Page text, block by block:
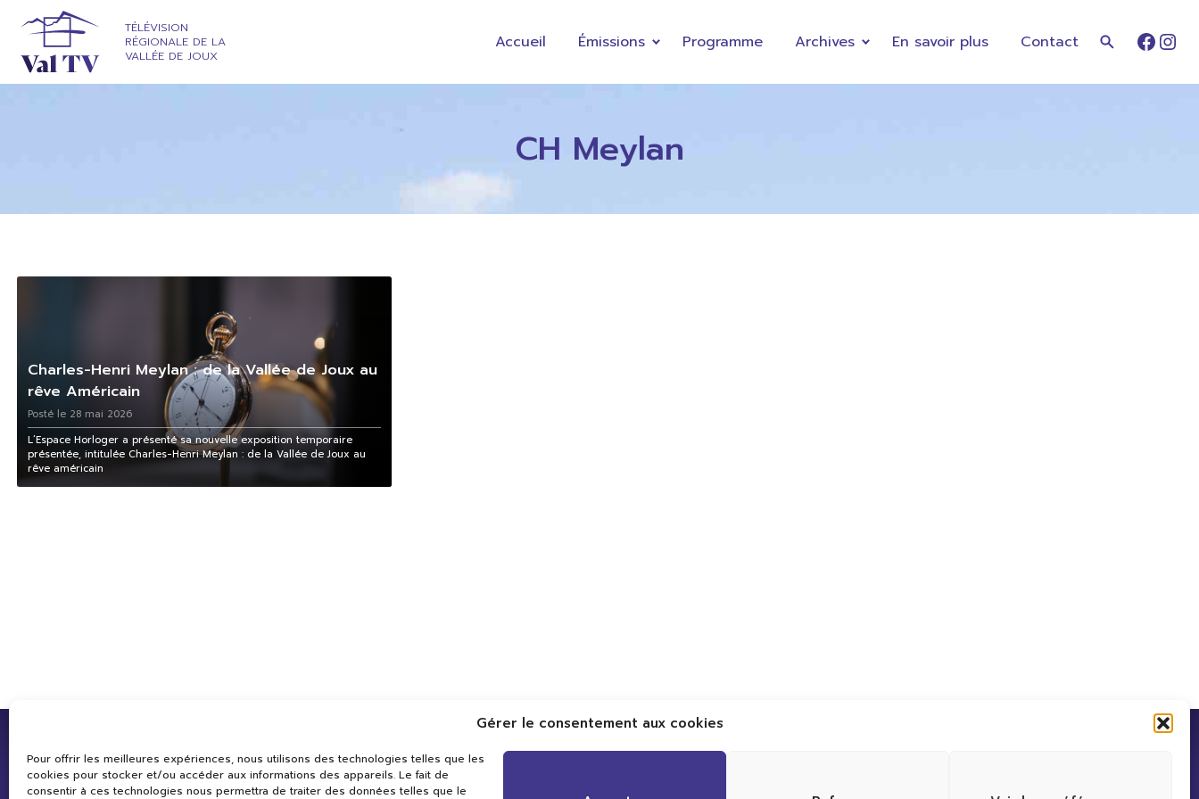
Gérer le consentement aux cookies
Pour offrir les meilleures expériences, nous utilisons des technologies telles que les
cookies pour stocker et/ou accéder aux informations des appareils. Le fait de
consentir à ces technologies nous permettra de traiter des données telles que le
TÉLÉVISION
RÉGIONALE DE LA
VALLÉE DE JOUX
Accueil Émissions Programme Archives En savoir plus Contact
CH Meylan
Charles-Henri Meylan : de la Vallée de Joux au
rêve Américain
Posté le 28 mai 2026
L’Espace Horloger a présenté sa nouvelle exposition temporaire
présentée, intitulée Charles-Henri Meylan : de la Vallée de Joux au
rêve américain
Val TV